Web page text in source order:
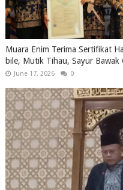
Muara Enim Terima Sertifikat
bile, Mutik Tihau, Sayur
June 17, 2026 0